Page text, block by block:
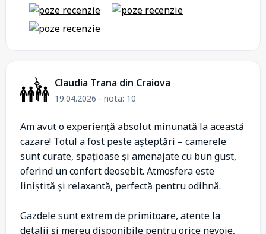
Claudia Trana din Craiova
19.04.2026 - nota: 10
Am avut o experiență absolut minunată la această
cazare! Totul a fost peste așteptări – camerele
sunt curate, spațioase și amenajate cu bun gust,
oferind un confort deosebit. Atmosfera este
liniștită și relaxantă, perfectă pentru odihnă.
Gazdele sunt extrem de primitoare, atente la
detalii și mereu disponibile pentru orice nevoie,